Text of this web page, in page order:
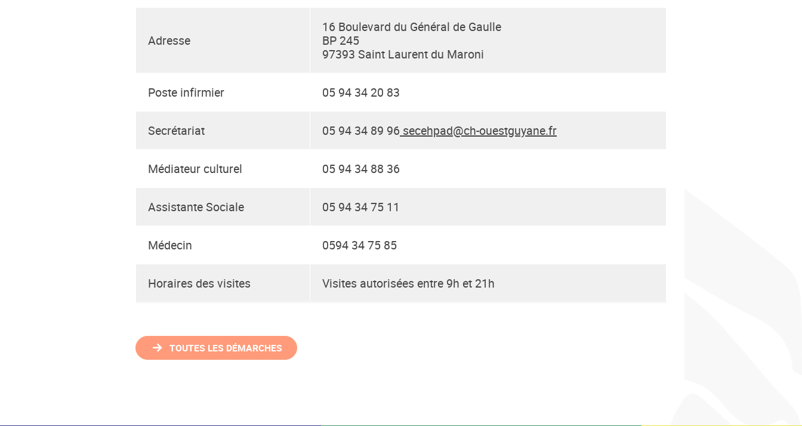
Adresse
16 Boulevard du Général de Gaulle
BP 245
97393 Saint Laurent du Maroni
Poste infirmier 05 94 34 20 83
Secrétariat 05 94 34 89 96 secehpad@ch-ouestguyane.fr
Médiateur culturel 05 94 34 88 36
Assistante Sociale 05 94 34 75 11
Médecin 0594 34 75 85
Horaires des visites Visites autorisées entre 9h et 21h
TOUTES LES DÉMARCHES